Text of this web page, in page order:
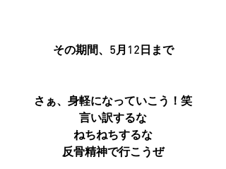
その期間、5月12日まで
さぁ、身軽になっていこう！笑
言い訳するな
ねちねちするな
反骨精神で行こうぜ